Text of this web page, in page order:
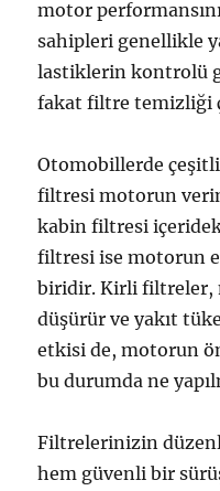
motor
sahipleri genellikle
lastiklerin kontrolü
fakat filtre temizliği
Otomobillerde
filtresi motorun
kabin filtresi
filtresi ise motorun
biridir. Kirli filtreler,
düşürür ve yakıt
etkisi de, motorun
bu durumda ne
Filtrelerinizin
hem güvenli bir